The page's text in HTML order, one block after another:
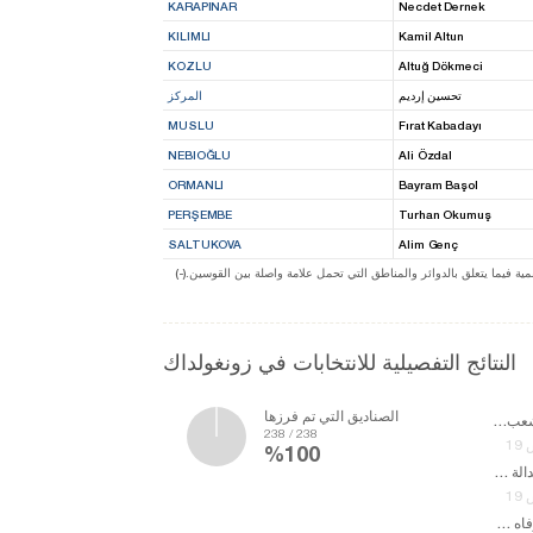
KARAPINAR Necdet Dernek
KILIMLI Kamil Altun
KOZLU Altuğ Dökmeci
المركز تحسين إرديم
MUSLU Fırat Kabadayı
NEBIOĞLU Ali Özdal
ORMANLI Bayram Başol
PERŞEMBE Turhan Okumuş
SALTUKOVA Alim Genç
فيما يتعلق بالدوائر والمناطق التي تحمل علامة واصلة بين القوسين
النتائج التفصيلية للانتخابات في زونغولداك
الصناديق التي تم فرزها
238 / 238
%100
حزب الشعب الجمهوري
حزب العدالة والتنمية
حزب الرفاه من جديد